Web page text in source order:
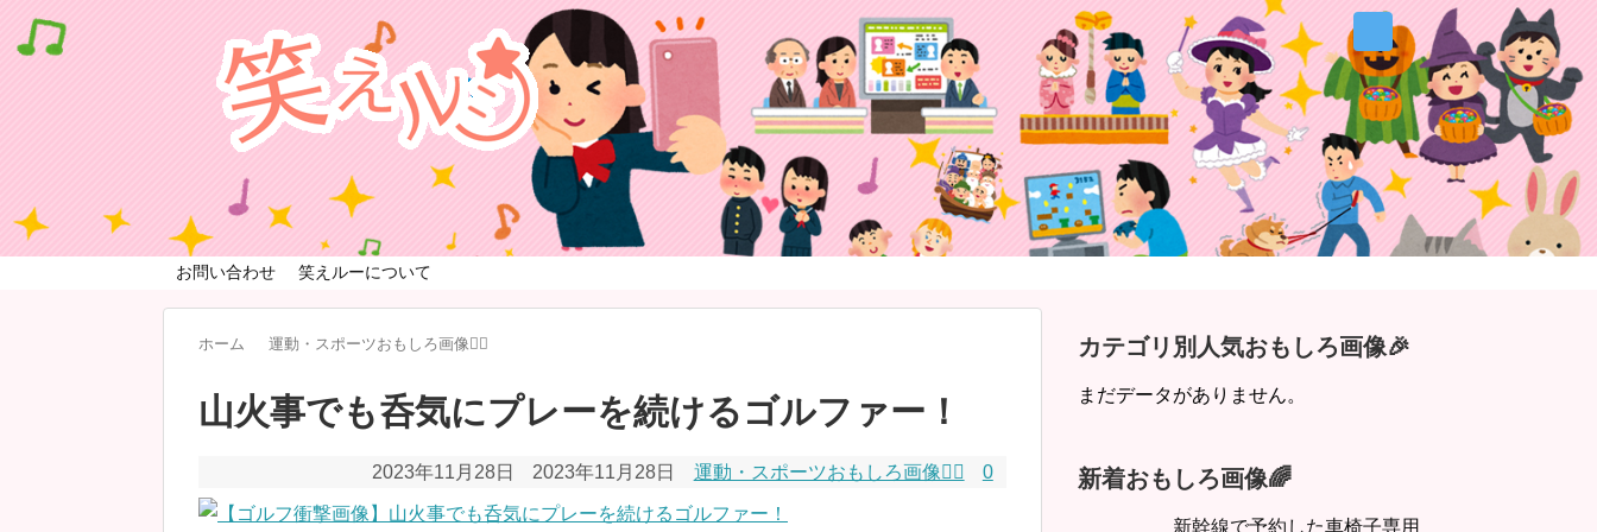
お問い合わせ 笑えルーについて
ホーム 運動・スポーツおもしろ画像🏃‍♂️
山火事でも呑気にプレーを続けるゴルファー！
2023年11月28日 2023年11月28日 運動・スポーツおもしろ画像🏃‍♂️ 0
カテゴリ別人気おもしろ画像🎉
まだデータがありません。
新着おもしろ画像🌈
新幹線で予約した車椅子専用